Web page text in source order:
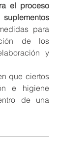
el proceso
para
de los
y
que ciertos
e higiene
de una